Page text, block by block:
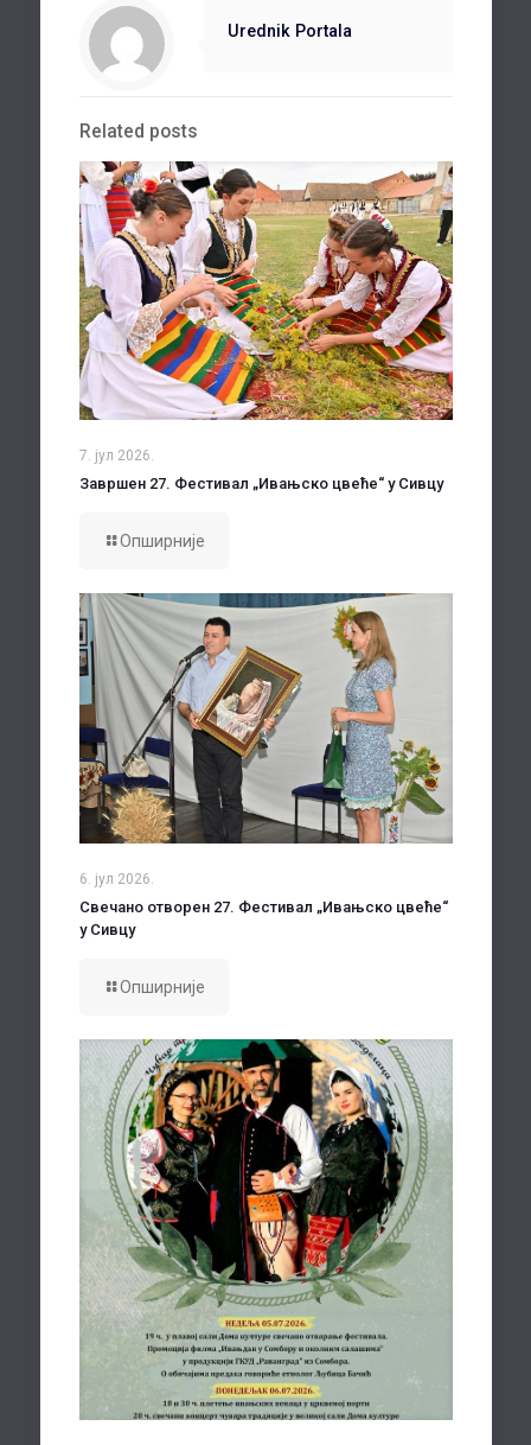
Urednik Portala
Related posts
7. јул 2026.
Завршен 27. Фестивал „Ивањско цвеће“ у Сивцу
Опширније
6. јул 2026.
Свечано отворен 27. Фестивал „Ивањско цвеће“
у Сивцу
Опширније